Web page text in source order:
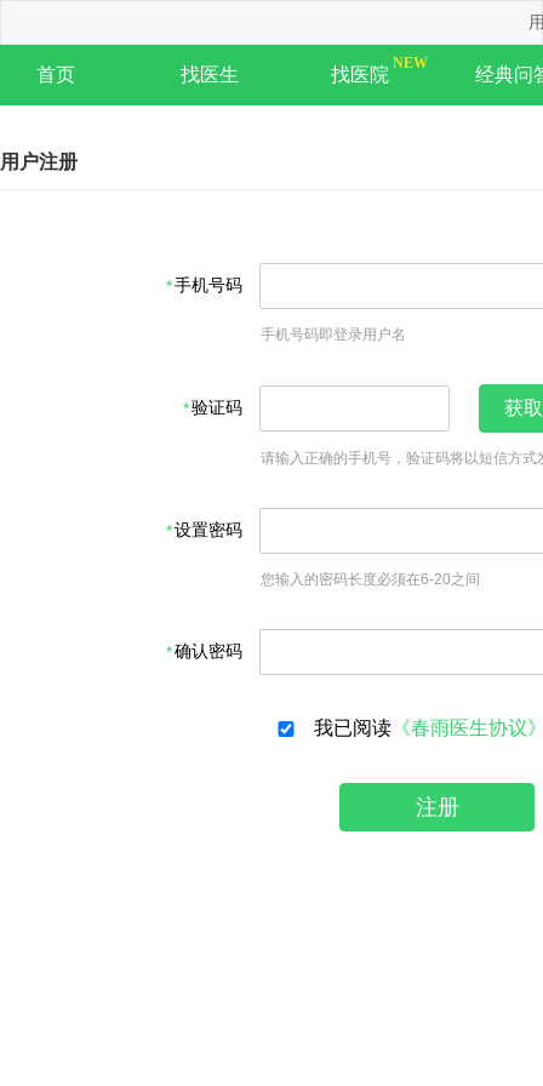
首页 找医生 找医院 经典问
用户注册
手机号码
手机号码即登录用户名
验证码 获
请输入正确的手机号，验证码将以短信方式
设置密码
您输入的密码长度必须在6-20之间
确认密码
我已阅读 《春雨医生协议
注册